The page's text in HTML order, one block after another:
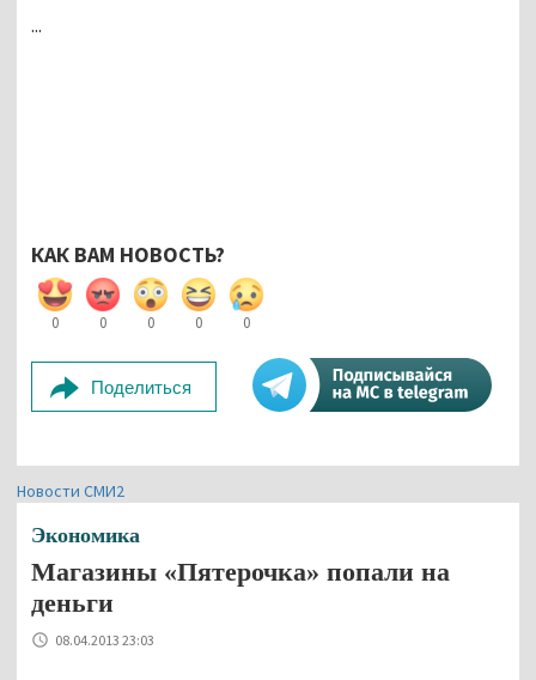
...
КАК ВАМ НОВОСТЬ?
0 0 0 0 0
Поделиться
Новости СМИ2
Экономика
Магазины «Пятерочка» попали на
деньги
08.04.2013 23:03